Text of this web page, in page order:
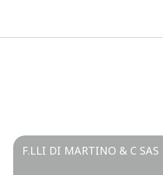
F.LLI DI MARTINO & C SAS